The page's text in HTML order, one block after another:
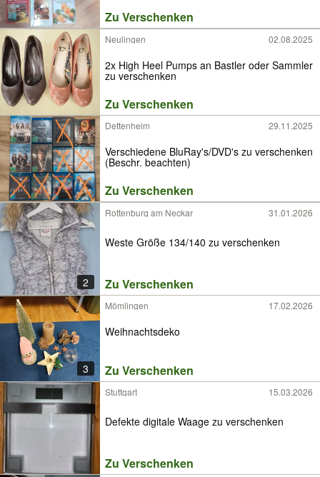
Zu Verschenken
Neulingen 02.08.2025
2x High Heel Pumps an Bastler oder Sammler
zu verschenken
Zu Verschenken
Dettenheim 29.11.2025
Verschiedene BluRay's/DVD's zu verschenken
(Beschr. beachten)
Zu Verschenken
2
Rottenburg am Neckar 31.01.2026
Weste Größe 134/140 zu verschenken
Zu Verschenken
3
Mömlingen 17.02.2026
Weihnachtsdeko
Zu Verschenken
Stuttgart 15.03.2026
Defekte digitale Waage zu verschenken
Zu Verschenken